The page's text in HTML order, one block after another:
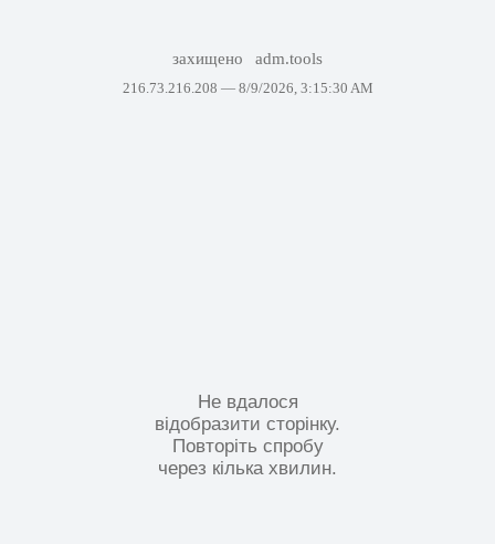
захищено adm.tools
216.73.216.208 — 8/9/2026, 3:15:30 AM
Не вдалося
відобразити сторінку.
Повторіть спробу
через кілька хвилин.